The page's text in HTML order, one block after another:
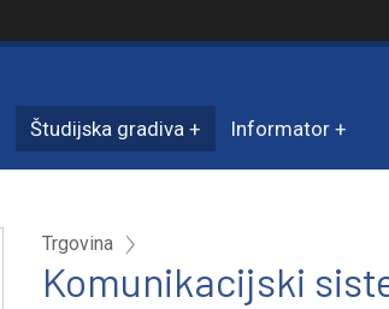
Študijska gradiva Informator
Trgovina
Komunikacijski